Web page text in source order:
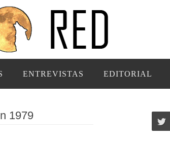
ENTREVISTAS EDITORIAL
1979